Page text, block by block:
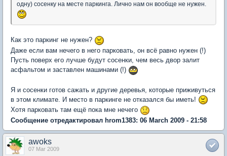
одну) сосенку на месте паркинга. Лично нам он вообще не нужен.
Как это паркинг не нужен?
Даже если вам нечего в него парковать, он всё равно нужен (!)
Пусть поверх его лучше будут сосенки, чем весь двор залит
асфальтом и заставлен машинами (!)
Я и сосенки готов сажать и другие деревья, которые приживуться
в этом климате. И место в паркинге не отказался бы иметь!
Хотя парковать там ещё пока мне нечего
Сообщение отредактировал hrom1383: 06 March 2009 - 21:58
awoks
07 Mar 2009